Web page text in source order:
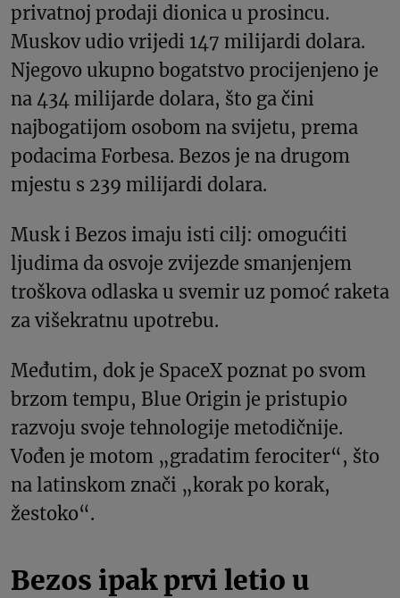
privatnoj prodaji dionica u prosincu.
Muskov udio vrijedi 147 milijardi dolara.
Njegovo ukupno bogatstvo procijenjeno je
na 434 milijarde dolara, što ga čini
najbogatijom osobom na svijetu, prema
podacima Forbesa. Bezos je na drugom
mjestu s 239 milijardi dolara.
Musk i Bezos imaju isti cilj: omogućiti
ljudima da osvoje zvijezde smanjenjem
troškova odlaska u svemir uz pomoć raketa
za višekratnu upotrebu.
Međutim, dok je SpaceX poznat po svom
brzom tempu, Blue Origin je pristupio
razvoju svoje tehnologije metodičnije.
Vođen je motom „gradatim ferociter“, što
na latinskom znači „korak po korak,
žestoko“.
Bezos ipak prvi letio u